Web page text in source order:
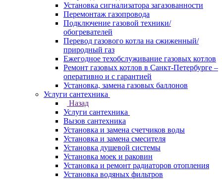
Установка сигнализатора загазованности
Перемонтаж газопровода
Подключение газовой техники/
обогревателей
Перевод газового котла на сжиженный/
природный газ
Ежегодное техобслуживание газовых котлов
Ремонт газовых котлов в Санкт-Петербурге –
оперативно и с гарантией
Установка, замена газовых баллонов
Услуги сантехника
Назад
Услуги сантехника
Вызов сантехника
Установка и замена счетчиков воды
Установка и замена смесителя
Установка душевой системы
Установка моек и раковин
Установка и ремонт радиаторов отопления
Установка водяных фильтров